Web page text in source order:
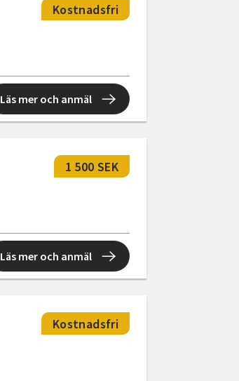
Kostnadsfri
Läs mer och anmäl
1 500 SEK
Läs mer och anmäl
Kostnadsfri